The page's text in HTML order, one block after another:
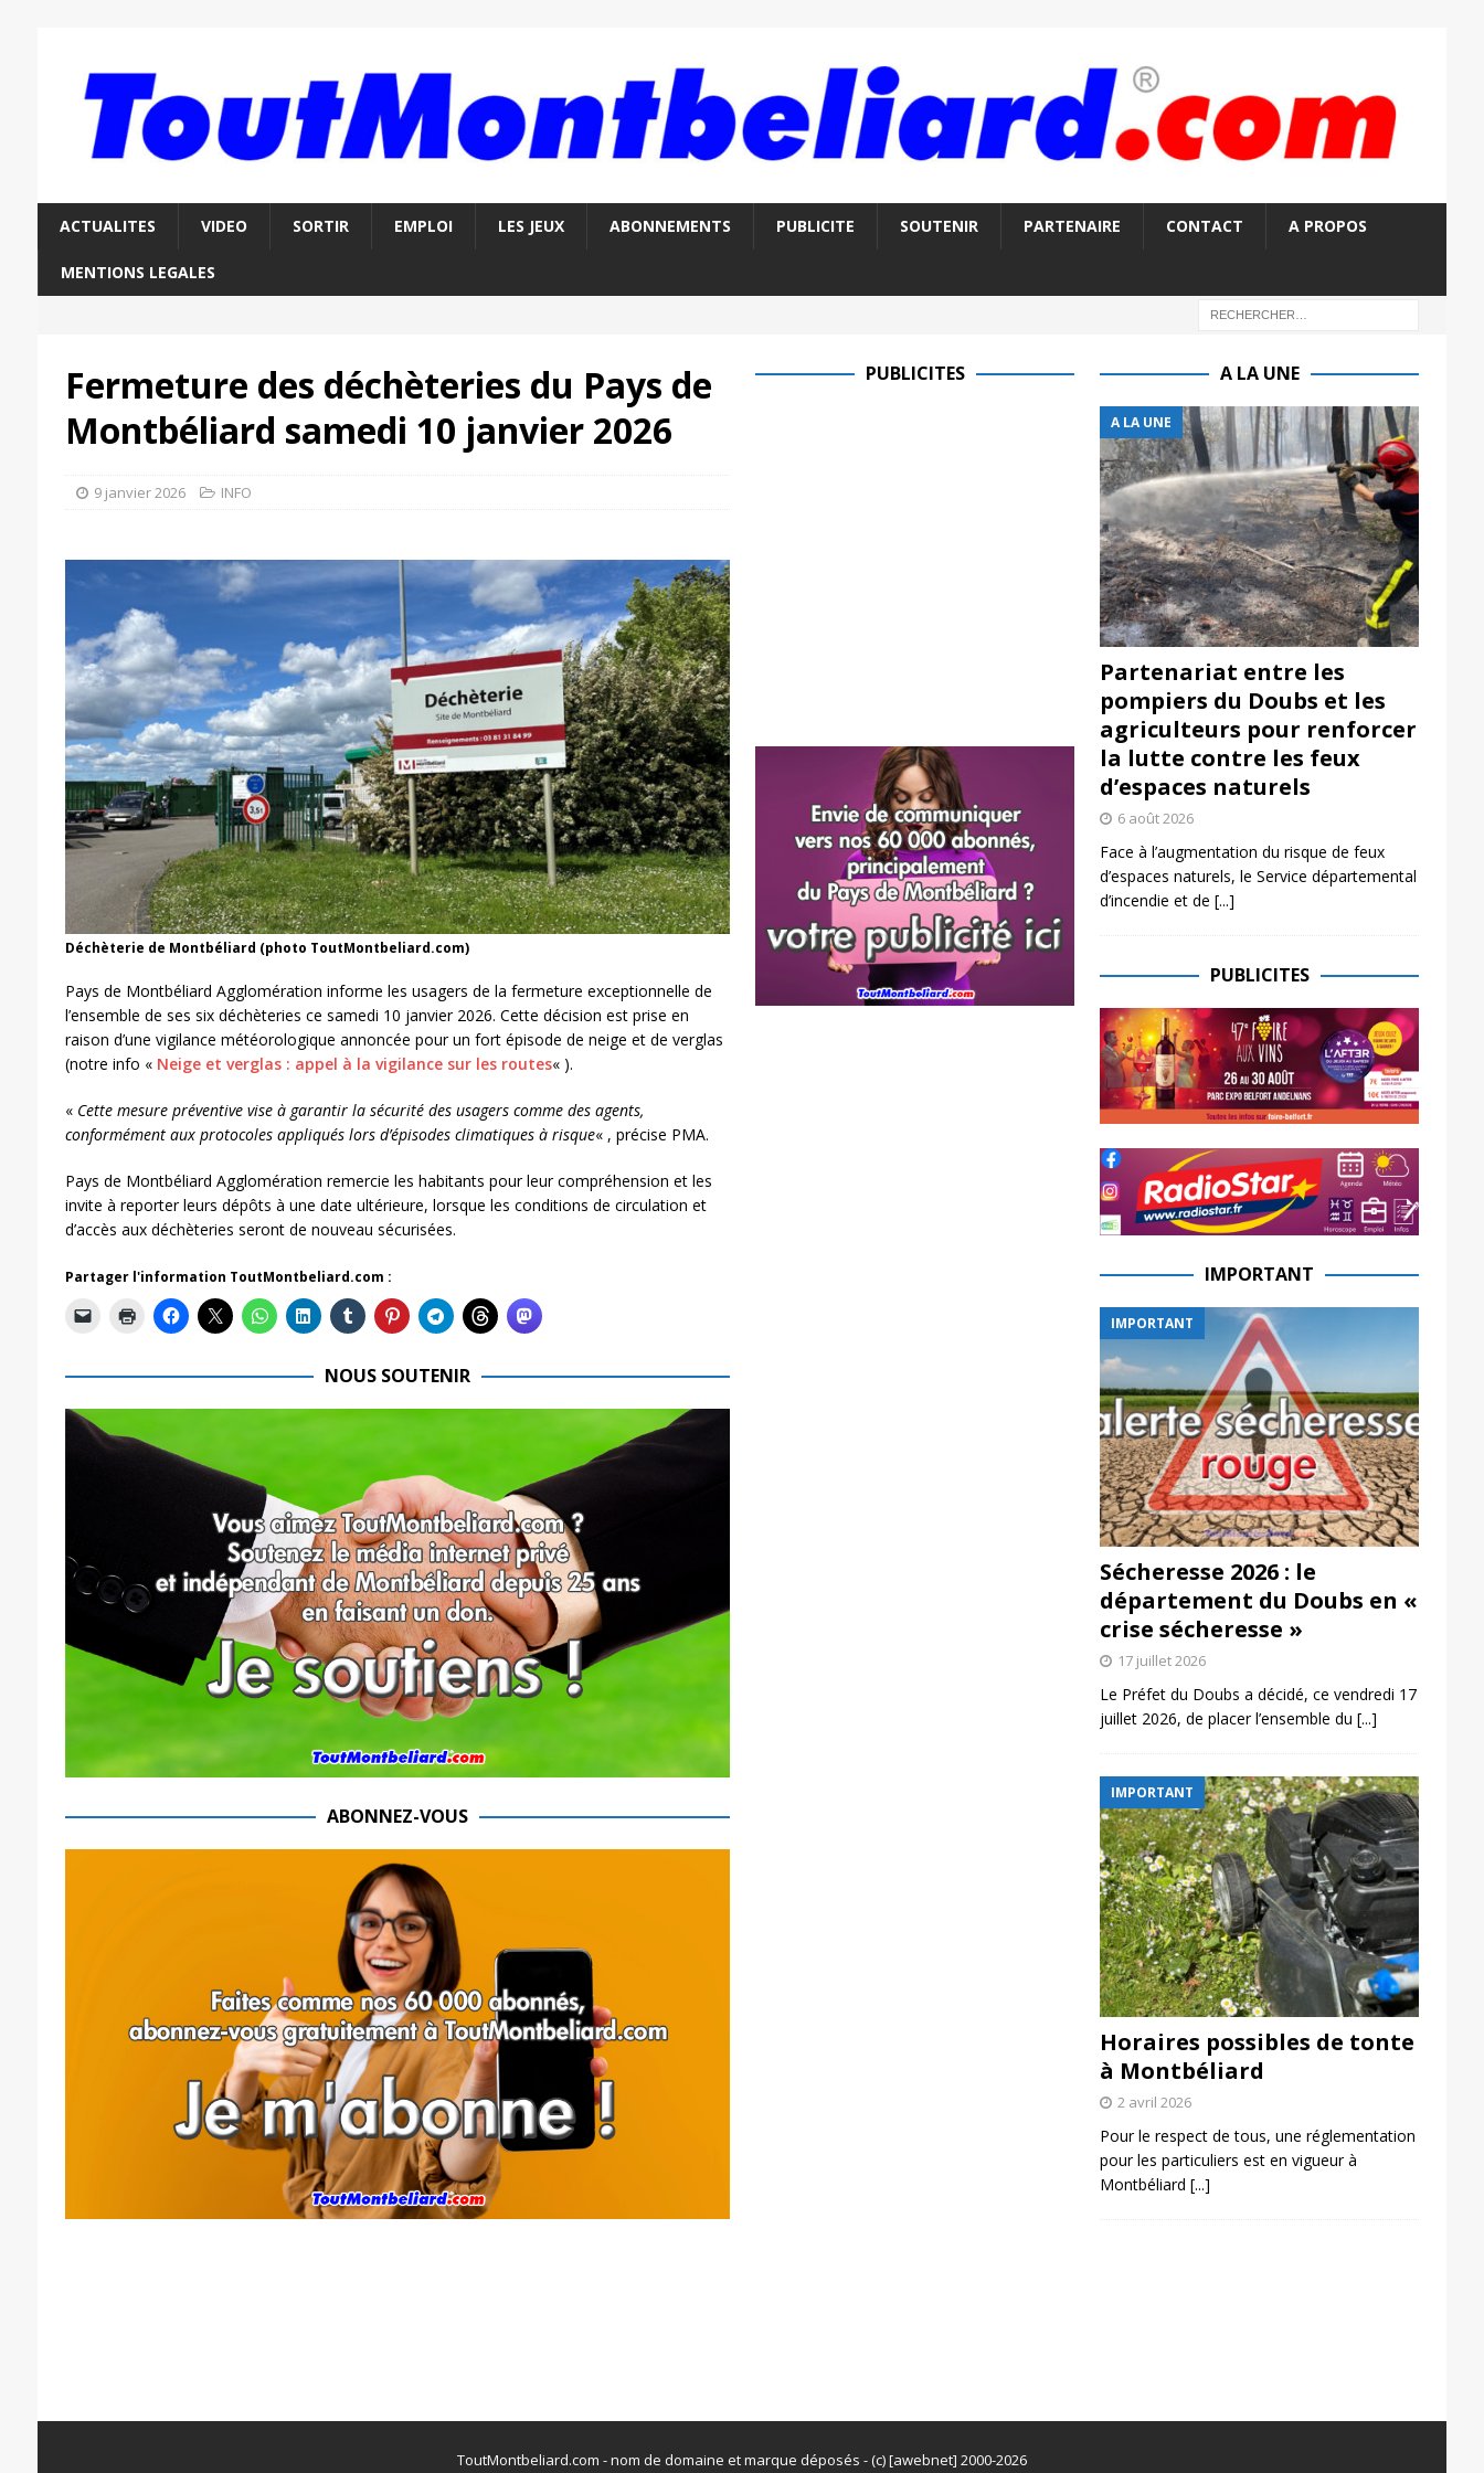
ACTUALITES VIDEO SORTIR EMPLOI LES JEUX ABONNEMENTS PUBLICITE SOUTENIR PARTENAIRE CONTACT A PROPOS
MENTIONS LEGALES
Fermeture des déchèteries du Pays de
Montbéliard samedi 10 janvier 2026
9 janvier 2026 INFO
Déchèterie de Montbéliard (photo ToutMontbeliard.com)
Pays de Montbéliard Agglomération informe les usagers de la fermeture exceptionnelle de
l’ensemble de ses six déchèteries ce samedi 10 janvier 2026. Cette décision est prise en
raison d’une vigilance météorologique annoncée pour un fort épisode de neige et de verglas
(notre info « Neige et verglas : appel à la vigilance sur les routes« ).
« Cette mesure préventive vise à garantir la sécurité des usagers comme des agents,
conformément aux protocoles appliqués lors d’épisodes climatiques à risque« , précise PMA.
Pays de Montbéliard Agglomération remercie les habitants pour leur compréhension et les
invite à reporter leurs dépôts à une date ultérieure, lorsque les conditions de circulation et
d’accès aux déchèteries seront de nouveau sécurisées.
Partager l'information ToutMontbeliard.com :
NOUS SOUTENIR
ABONNEZ-VOUS
PUBLICITES A LA UNE
A LA UNE
Partenariat entre les
pompiers du Doubs et les
agriculteurs pour renforcer
la lutte contre les feux
d’espaces naturels
6 août 2026
Face à l’augmentation du risque de feux
d’espaces naturels, le Service départemental
d’incendie et de [...]
PUBLICITES
IMPORTANT
IMPORTANT
Sécheresse 2026 : le
département du Doubs en «
crise sécheresse »
17 juillet 2026
Le Préfet du Doubs a décidé, ce vendredi 17
juillet 2026, de placer l’ensemble du [...]
IMPORTANT
Horaires possibles de tonte
à Montbéliard
2 avril 2026
Pour le respect de tous, une réglementation
pour les particuliers est en vigueur à
Montbéliard [...]
ToutMontbeliard.com - nom de domaine et marque déposés - (c) [awebnet] 2000-2026